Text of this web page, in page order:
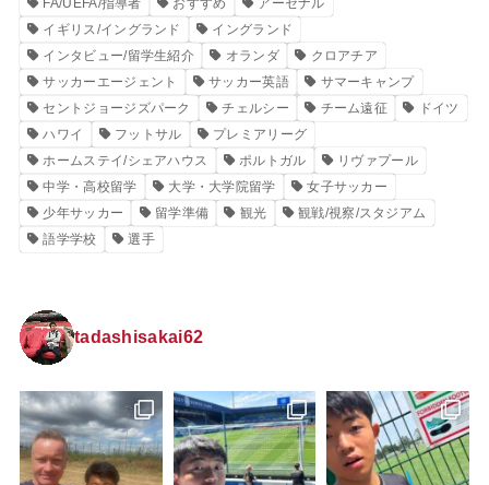
FA/UEFA/指導者 おすすめ
アーセナル
イギリス/イングランド
イングランド
インタビュー/留学生紹介
オランダ
クロアチア
サッカーエージェント
サッカー英語
サマーキャンプ
セントジョージズパーク
チェルシー チーム遠征
ドイツ
ハワイ
フットサル
プレミアリーグ
ホームステイ/シェアハウス
ポルトガル
リヴァプール
中学・高校留学
大学・大学院留学
女子サッカー
少年サッカー
留学準備 観光
観戦/視察/スタジアム
語学学校
選手
tadashisakai62